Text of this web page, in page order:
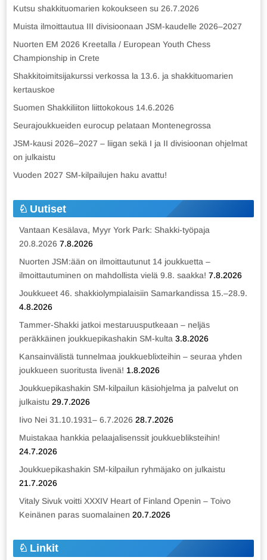
Kutsu shakkituomarien kokoukseen su 26.7.2026
Muista ilmoittautua III divisioonaan JSM-kaudelle 2026–2027
Nuorten EM 2026 Kreetalla / European Youth Chess
Championship in Crete
Shakkitoimitsijakurssi verkossa la 13.6. ja shakkituomarien
kertauskoe
Suomen Shakkiliiton liittokokous 14.6.2026
Seurajoukkueiden eurocup pelataan Montenegrossa
JSM-kausi 2026–2027 – liigan sekä I ja II divisioonan ohjelmat
on julkaistu
Vuoden 2027 SM-kilpailujen haku avattu!
Uutiset
Vantaan Kesälava, Myyr York Park: Shakki-työpaja
20.8.2026 7.8.2026
Nuorten JSM:ään on ilmoittautunut 14 joukkuetta –
ilmoittautuminen on mahdollista vielä 9.8. saakka! 7.8.2026
Joukkueet 46. shakkiolympialaisiin Samarkandissa 15.–28.9.
4.8.2026
Tammer-Shakki jatkoi mestaruusputkeaan – neljäs
peräkkäinen joukkuepikashakin SM-kulta 3.8.2026
Kansainvälistä tunnelmaa joukkueblixteihin – seuraa yhden
joukkueen suoritusta livenä! 1.8.2026
Joukkuepikashakin SM-kilpailun käsiohjelma ja palvelut on
julkaistu 29.7.2026
Iivo Nei 31.10.1931– 6.7.2026 28.7.2026
Muistakaa hankkia pelaajalisenssit joukkuebliksteihin!
24.7.2026
Joukkuepikashakin SM-kilpailun ryhmäjako on julkaistu
21.7.2026
Vitaly Sivuk voitti XXXIV Heart of Finland Openin – Toivo
Keinänen paras suomalainen 20.7.2026
Linkit